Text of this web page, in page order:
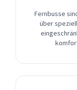
Fernbusse
über